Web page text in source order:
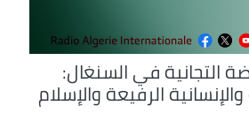
التجانية في السنغال:
الرفيعة والإسلام